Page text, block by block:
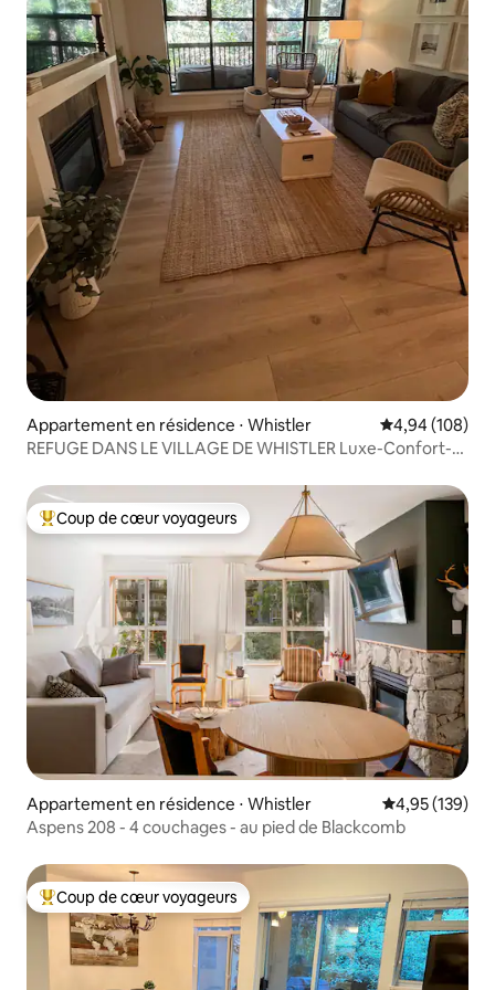
Appartement en résidence ⋅ Whistler Évaluation
4,94 (108)
REFUGE DANS LE VILLAGE DE WHISTLER Luxe-Confort-
Coups de cœur voyageurs les plus appréciés
Coup de cœur voyageurs
Appartement en résidence ⋅ Whistler Évaluation
4,95 (139)
Aspens 208 - 4 couchages - au pied de Blackcomb
Coups de cœur voyageurs les plus appréciés
Coup de cœur voyageurs